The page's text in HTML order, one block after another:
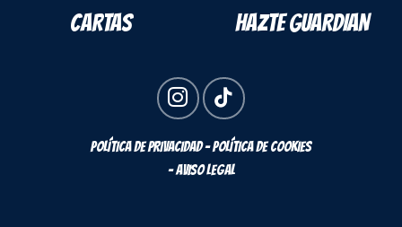
CARTAS HAZTE GUARDIAN
POLÍTICA DE PRIVACIDAD - POLÍTICA DE COOKIES
- AVISO LEGAL